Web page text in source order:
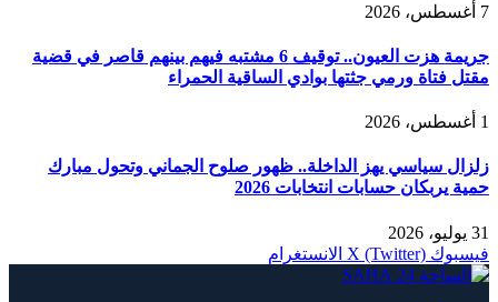
7 أغسطس، 2026
جريمة هزت العيون.. توقيف 6 مشتبه فيهم بينهم قاصر في قضية
مقتل فتاة ورمي جثتها بوادي الساقية الحمراء
1 أغسطس، 2026
زلزال سياسي يهز الداخلة.. ظهور صلوح الجماني وتحول مبارك
حمية يربكان حسابات انتخابات 2026
31 يوليو، 2026
فيسبوك X (Twitter) الانستغرام